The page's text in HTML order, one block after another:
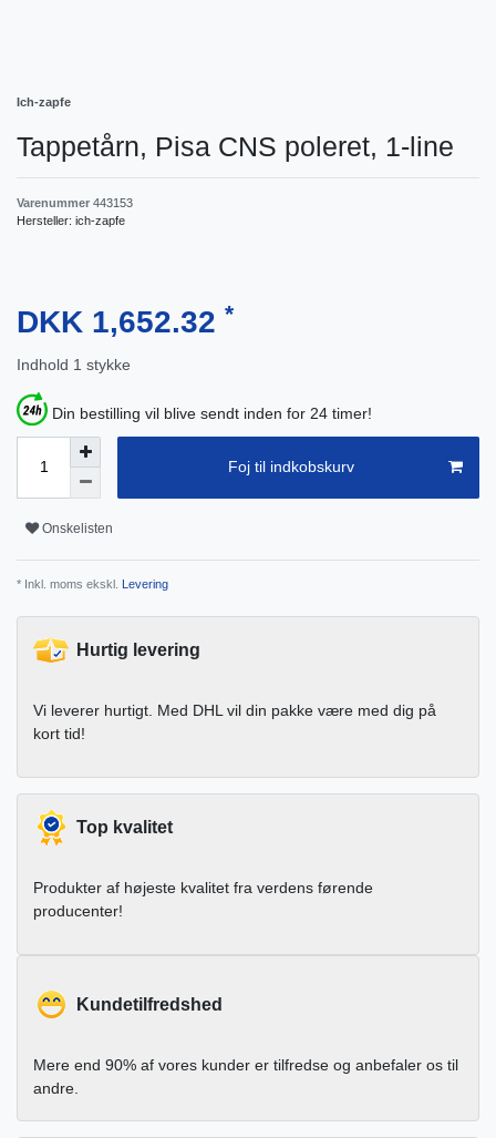
Ich-zapfe
Tappetårn, Pisa CNS poleret, 1-line
Varenummer 443153
Hersteller: ich-zapfe
DKK 1,652.32 *
Indhold 1 stykke
Din bestilling vil blive sendt inden for 24 timer!
Foj til indkobskurv
Onskelisten
* Inkl. moms ekskl. Levering
Hurtig levering
Vi leverer hurtigt. Med DHL vil din pakke være med dig på
kort tid!
Top kvalitet
Produkter af højeste kvalitet fra verdens førende
producenter!
Kundetilfredshed
Mere end 90% af vores kunder er tilfredse og anbefaler os til
andre.